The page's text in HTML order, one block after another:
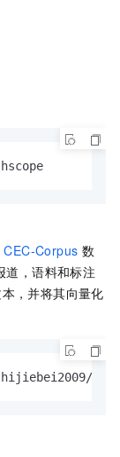
CEC-Corpus 数
道，语料和标注
，并将其向量化